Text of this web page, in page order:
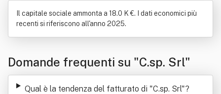
Il capitale sociale ammonta a 18.0 K €. I dati economici più
recenti si riferiscono all'anno 2025.
Domande frequenti su "C.sp. Srl"
Qual è la tendenza del fatturato di "C.sp. Srl"?